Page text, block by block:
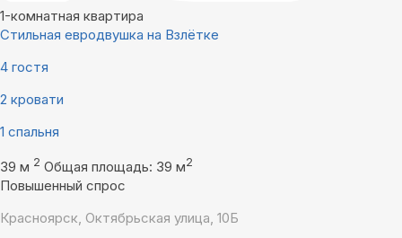
1-комнатная квартира
Стильная евродвушка на Взлётке
4 гостя
2 кровати
1 спальня
39 м 2 Общая площадь: 39 м2
Повышенный спрос
Красноярск, Октябрьская улица, 10Б